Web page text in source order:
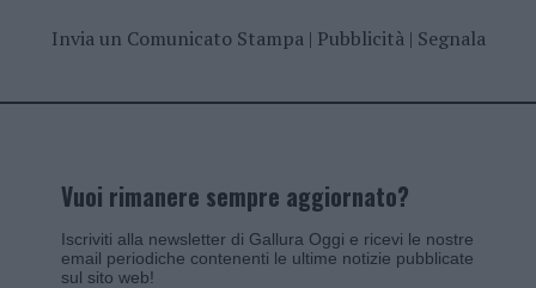
Invia un Comunicato Stampa| Pubblicità| Segnala
Vuoi rimanere sempre aggiornato?
Iscriviti alla newsletter di Gallura Oggi e ricevi le nostre
email periodiche contenenti le ultime notizie pubblicate
sul sito web!